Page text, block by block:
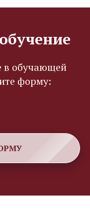
в обучающей
форму: